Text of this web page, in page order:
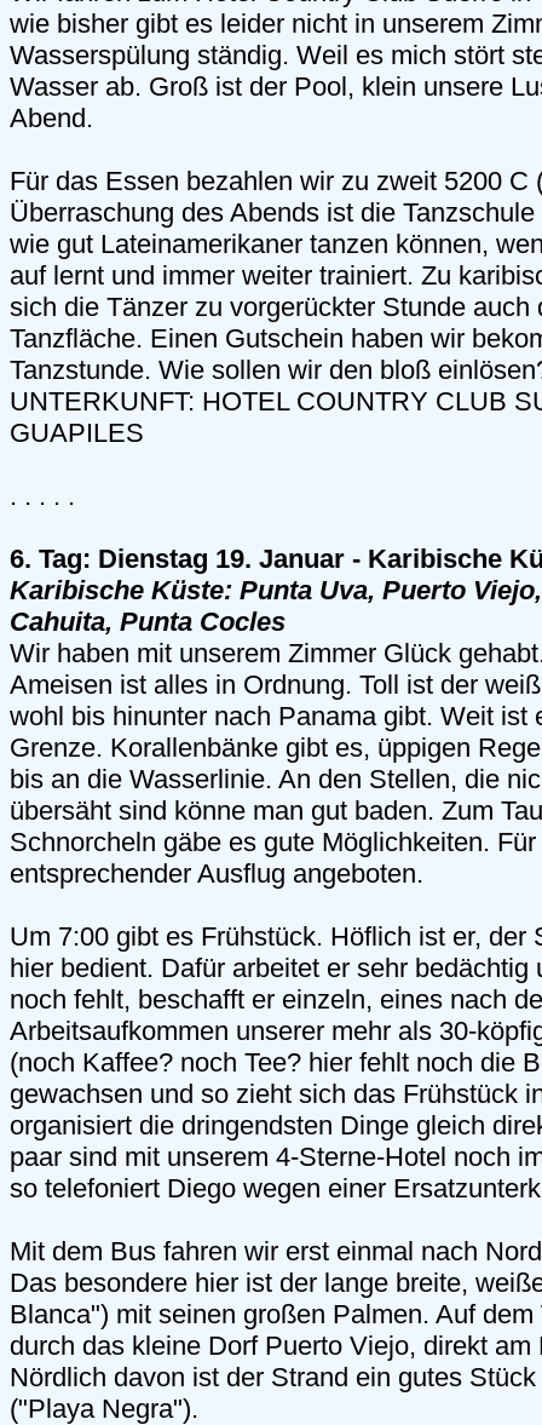
wie bisher gibt es leider nicht in unserem
Wasserspülung ständig. Weil es mich stört
Wasser ab. Groß ist der Pool, klein unsere
Abend.
Für das Essen bezahlen wir zu zweit 5200 C
Überraschung des Abends ist die
wie gut Lateinamerikaner tanzen können,
auf lernt und immer weiter trainiert. Zu
sich die Tänzer zu vorgerückter Stunde auch
Tanzfläche. Einen Gutschein haben wir
Tanzstunde. Wie sollen wir den bloß
UNTERKUNFT: HOTEL COUNTRY CLUB
GUAPILES
. . . . .
6. Tag: Dienstag 19. Januar - Karibische
Karibische Küste: Punta Uva, Puerto
Cahuita, Punta Cocles
Wir haben mit unserem Zimmer Glück
Ameisen ist alles in Ordnung. Toll ist der
wohl bis hinunter nach Panama gibt. Weit ist
Grenze. Korallenbänke gibt es, üppigen
bis an die Wasserlinie. An den Stellen, die
übersäht sind könne man gut baden. Zum
Schnorcheln gäbe es gute Möglichkeiten.
entsprechender Ausflug angeboten.
Um 7:00 gibt es Frühstück. Höflich ist er, der
hier bedient. Dafür arbeitet er sehr bedächtig
noch fehlt, beschafft er einzeln, eines nach
Arbeitsaufkommen unserer mehr als 30-
(noch Kaffee? noch Tee? hier fehlt noch die
gewachsen und so zieht sich das Frühstück
organisiert die dringendsten Dinge gleich
paar sind mit unserem 4-Sterne-Hotel noch
so telefoniert Diego wegen einer
Mit dem Bus fahren wir erst einmal nach
Das besondere hier ist der lange breite,
Blanca") mit seinen großen Palmen. Auf
durch das kleine Dorf Puerto Viejo, direkt am
Nördlich davon ist der Strand ein gutes
("Playa Negra").